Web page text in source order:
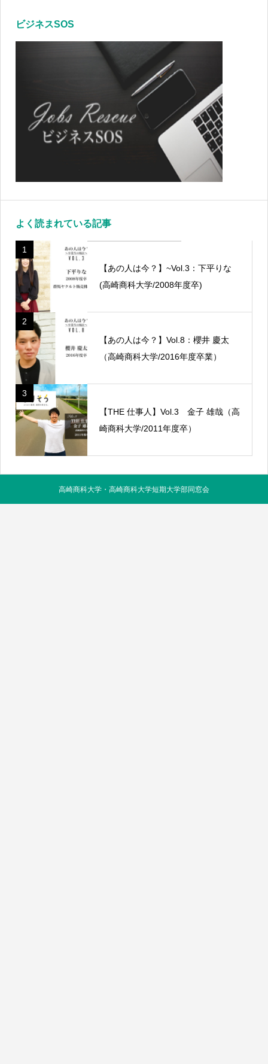
ビジネスSOS
よく読まれている記事
1
【あの人は今？】~Vol.3：下平りな
(高崎商科大学/2008年度卒)
2
【あの人は今？】Vol.8：櫻井 慶太
（高崎商科大学/2016年度卒業）
3
【THE 仕事人】Vol.3 金子 雄哉（高
崎商科大学/2011年度卒）
高崎商科大学・高崎商科大学短期大学部同窓会